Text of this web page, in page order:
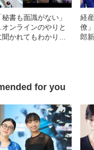
書も面識がない」
ンラインのやりと
かれてもわかりま
経
僚
郎
for you